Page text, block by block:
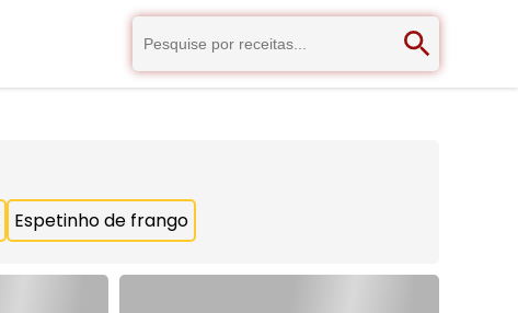
Espetinho de frango